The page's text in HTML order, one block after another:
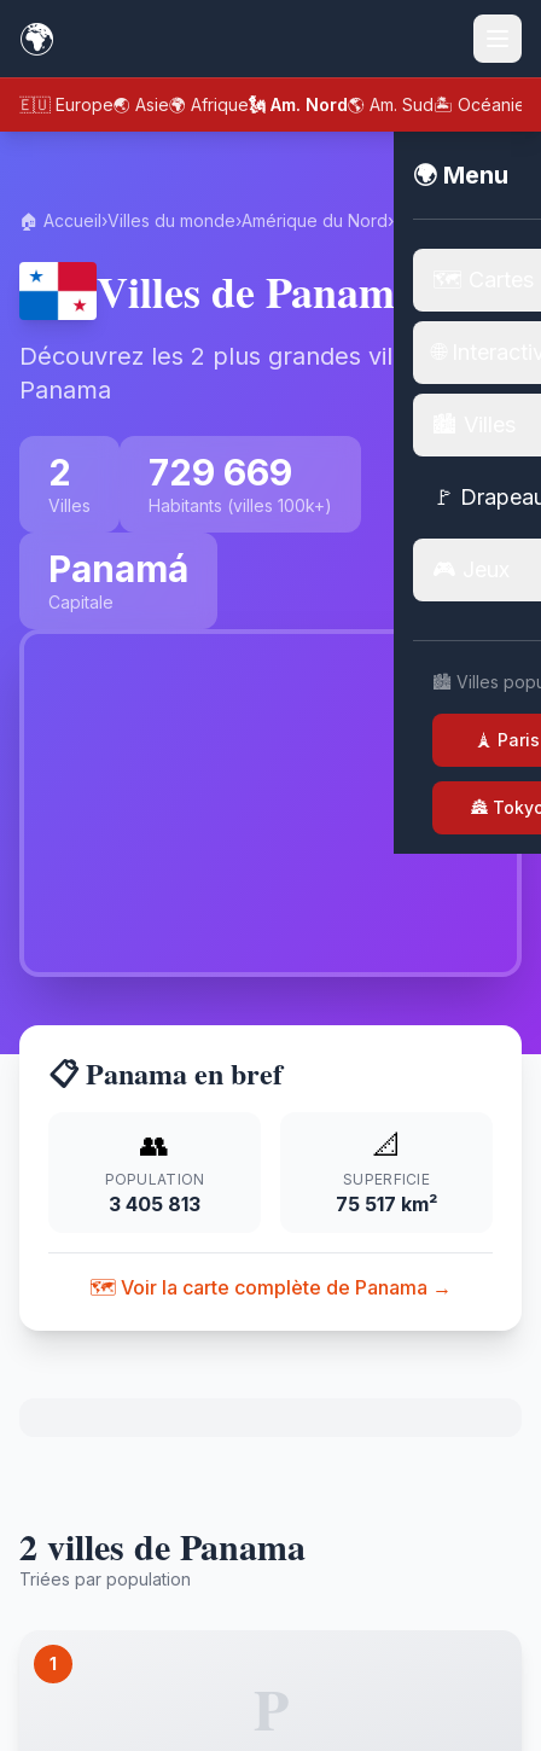
🌍
🇪🇺 Europe🌏 Asie🌍 Afrique🗽 Am. Nord🌎 Am. Sud🏝️ Océanie
🌍 Menu
🚩
🏙️ Villes
🗼 Paris
🏯
🏠 Accueil›Villes du monde›Amérique du Nord› Panama
Villes de Panama
Découvrez les 2 plus grandes villes de
Panama
2
Villes
729 669
Habitants (villes 100k+)
Panamá
Capitale
📋 Panama en bref
👥
POPULATION
3 405 813
📐
SUPERFICIE
75 517 km²
🗺️ Voir la carte complète de Panama →
2 villes de Panama
Triées par population
1
P